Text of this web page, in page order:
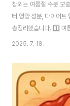
참외는 여름철 수분 보
터 영양 성분, 다이어트
총정리했습니다. 1️⃣ 여
에서 시원한 참외 한입
다. 실제로 참외 효능은
등 여러 건강 이점을
당도에 비해 열량이
도 적합한 과일입니다.
2025. 7. 18.